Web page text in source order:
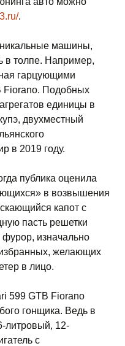
.
машины,
в толпе. Например,
гарцующими
Fiorano. Подобных
единицы в
двухместный
в 2019 году.
публика оценила
в возвышения
капот с
пасть решетки
изначально
желающих
в лицо.
599 GTB Fiorano
гонщика. Ведь в
литровый, 12-
с